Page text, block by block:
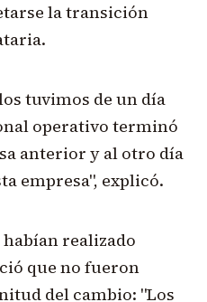
la transición
tuvimos de un día
operativo terminó
anterior y al otro día
empresa", explicó.
realizado
que no fueron
del cambio: "Los